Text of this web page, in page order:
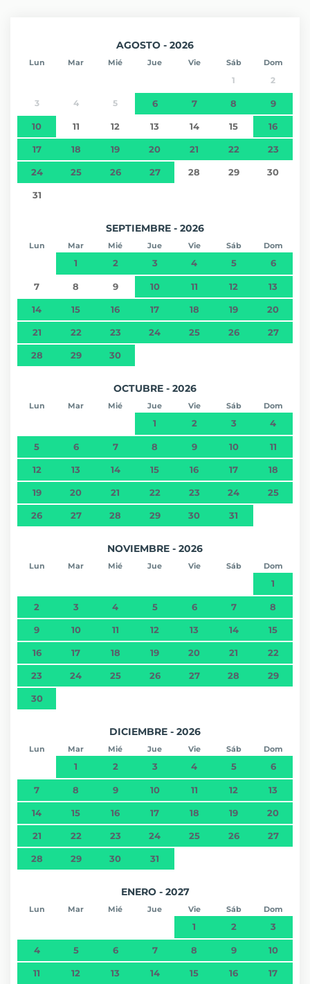
AGOSTO - 2026
Lun Mar Mié Jue Vie Sáb Dom
1 2
3 4 5 6 7 8 9
10 11 12 13 14 15 16
17 18 19 20 21 22 23
24 25 26 27 28 29 30
31
SEPTIEMBRE - 2026
Lun Mar Mié Jue Vie Sáb Dom
1 2 3 4 5 6
7 8 9 10 11 12 13
14 15 16 17 18 19 20
21 22 23 24 25 26 27
28 29 30
OCTUBRE - 2026
Lun Mar Mié Jue Vie Sáb Dom
1 2 3 4
5 6 7 8 9 10 11
12 13 14 15 16 17 18
19 20 21 22 23 24 25
26 27 28 29 30 31
NOVIEMBRE - 2026
Lun Mar Mié Jue Vie Sáb Dom
1
2 3 4 5 6 7 8
9 10 11 12 13 14 15
16 17 18 19 20 21 22
23 24 25 26 27 28 29
30
DICIEMBRE - 2026
Lun Mar Mié Jue Vie Sáb Dom
1 2 3 4 5 6
7 8 9 10 11 12 13
14 15 16 17 18 19 20
21 22 23 24 25 26 27
28 29 30 31
ENERO - 2027
Lun Mar Mié Jue Vie Sáb Dom
1 2 3
4 5 6 7 8 9 10
11 12 13 14 15 16 17